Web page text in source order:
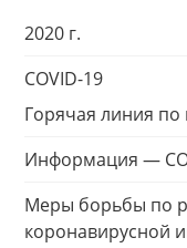
2020 г.
COVID-19
Горячая линия по
Информация —
Меры борьбы по
коронавирусной